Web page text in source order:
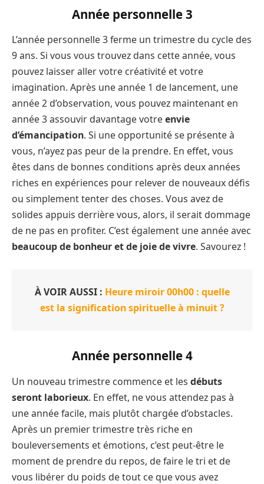
Année personnelle 3
L’année personnelle 3 ferme un trimestre du cycle des
9 ans. Si vous vous trouvez dans cette année, vous
pouvez laisser aller votre créativité et votre
imagination. Après une année 1 de lancement, une
année 2 d’observation, vous pouvez maintenant en
année 3 assouvir davantage votreenvie
d’émancipation. Si une opportunité se présente à
vous, n’ayez pas peur de la prendre. En effet, vous
êtes dans de bonnes conditions après deux années
riches en expériences pour relever de nouveaux défis
ou simplement tenter des choses. Vous avez de
solides appuis derrière vous, alors, il serait dommage
de ne pas en profiter. C’est également une année avec
beaucoup de bonheur et de joie de vivre. Savourez !
À VOIR AUSSI : Heure miroir 00h00 : quelle
est la signification spirituelle à minuit ?
Année personnelle4
Un nouveau trimestre commence et les débuts
seront laborieux. En effet, ne vous attendez pas à
une année facile, mais plutôt chargée d’obstacles.
Après un premier trimestre très riche en
bouleversements et émotions, c’est peut-être le
moment de prendre du repos, de faire le tri et de
vous libérer du poids de tout ce que vous avez